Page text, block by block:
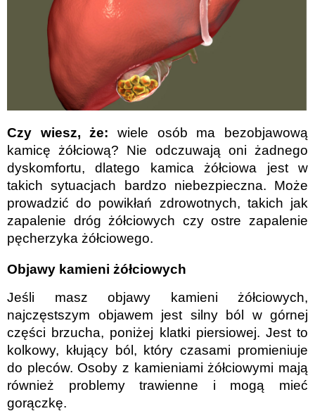
Czy wiesz, że: wiele osób ma bezobjawową
kamicę żółciową? Nie odczuwają oni żadnego
dyskomfortu, dlatego kamica żółciowa jest w
takich sytuacjach bardzo niebezpieczna. Może
prowadzić do powikłań zdrowotnych, takich jak
zapalenie dróg żółciowych czy ostre zapalenie
pęcherzyka żółciowego.
Objawy kamieni żółciowych
Jeśli masz objawy kamieni żółciowych,
najczęstszym objawem jest silny ból w górnej
części brzucha, poniżej klatki piersiowej. Jest to
kolkowy, kłujący ból, który czasami promieniuje
do pleców. Osoby z kamieniami żółciowymi mają
również problemy trawienne i mogą mieć
gorączkę.